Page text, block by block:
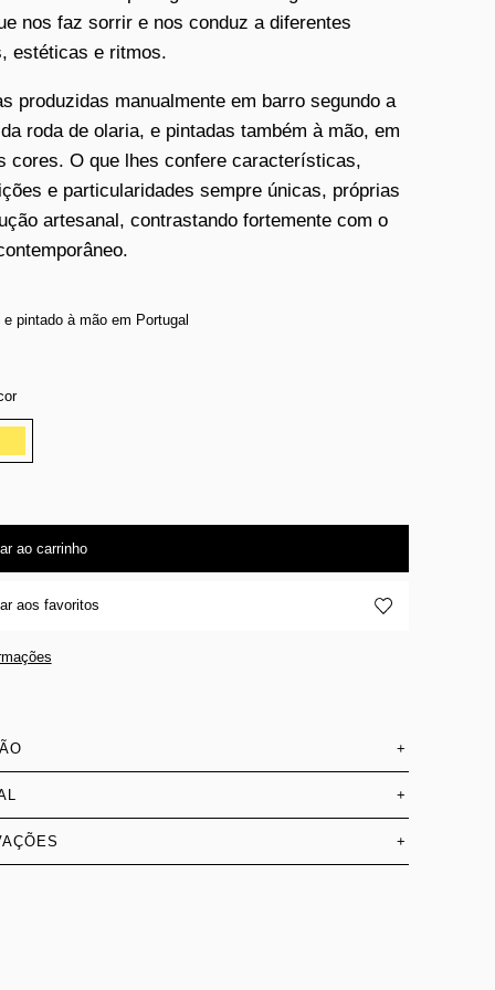
nos faz sorrir e nos conduz a diferentes
estéticas e ritmos.
produzidas manualmente em barro segundo a
roda de olaria, e pintadas também à mão, em
cores. O que lhes confere características,
e particularidades sempre únicas, próprias
artesanal, contrastando fortemente com o
e pintado à mão em Portugal
ao carrinho
aos favoritos
+
+
+